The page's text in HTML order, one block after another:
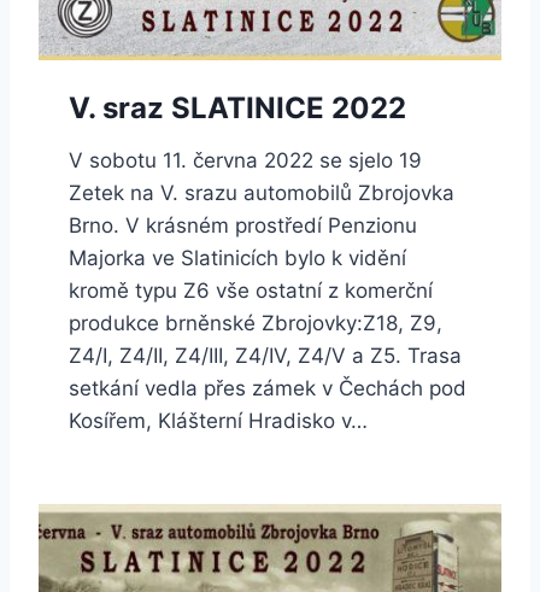
V. sraz SLATINICE 2022
V sobotu 11. června 2022 se sjelo 19
Zetek na V. srazu automobilů Zbrojovka
Brno. V krásném prostředí Penzionu
Majorka ve Slatinicích bylo k vidění
kromě typu Z6 vše ostatní z komerční
produkce brněnské Zbrojovky:Z18, Z9,
Z4/I, Z4/II, Z4/III, Z4/IV, Z4/V a Z5. Trasa
setkání vedla přes zámek v Čechách pod
Kosířem, Klášterní Hradisko v…